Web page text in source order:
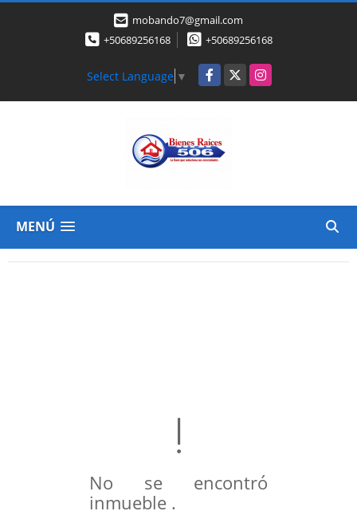
mobando7@gmail.com
+50689256168
+50689256168
Select Language ▼ Facebook
X Instagram
MENÚ
No se encontró
inmueble .